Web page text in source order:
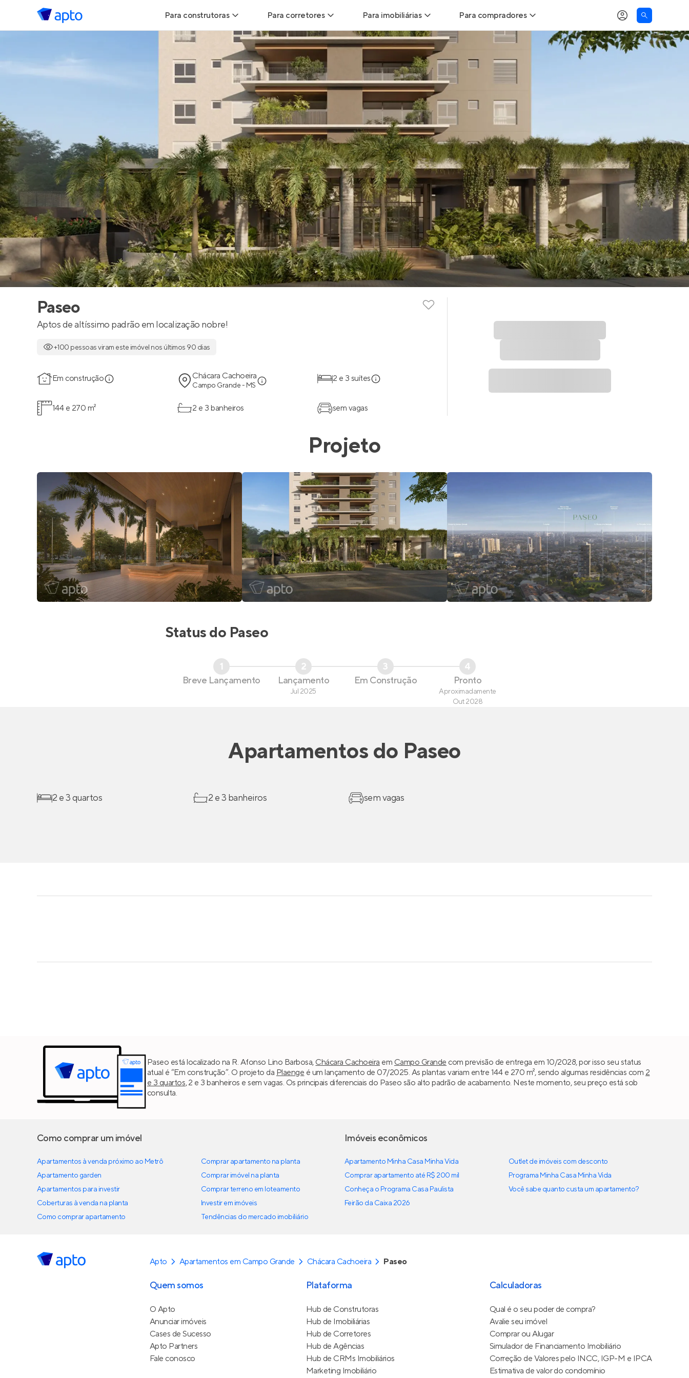
Para construtoras
Geração de Leads
Geração de Visitas
Geração de Vendas
Maiores Construtoras
Parcerias Imobiliárias
Anunciar Imóveis
Para corretores
Leads para Corretores
Corretor+
Parcerias imobiliárias
Hub de Corretores
Perfil Verificado
Anunciar imóveis
Para imobiliárias
Leads para Imobiliárias
Hub de imobiliárias
Anunciar imóveis
Para compradores
Buscar um imóvel novo
Calcule seu Poder de Compra
Comprar x Alugar
Correção do INCC
Simulador de Financiamento
Encontre um corretor
Paseo
Aptos de altíssimo padrão em localização nobre!
+100 pessoas viram este imóvel nos últimos 90 dias
Em construção Chácara Cachoeira
Campo Grande - MS
2 e 3 suítes
144 e 270 m² 2 e 3 banheiros sem vagas
Projeto
Status do Paseo
1
Breve Lançamento
2
Lançamento
Jul 2025
3
Em Construção
4
Pronto
Aproximadamente
Out 2028
Apartamentos do Paseo
2 e 3 quartos 2 e 3 banheiros sem vagas
Paseo está localizado na R. Afonso Lino Barbosa, Chácara Cachoeira em Campo Grande com previsão de entrega em 10/2028, por isso seu status
atual é “Em construção”. O projeto da Plaenge é um lançamento de 07/2025. As plantas variam entre 144 e 270 m², sendo algumas residências com 2
e 3 quartos, 2 e 3 banheiros e sem vagas. Os principais diferenciais do Paseo são alto padrão de acabamento. Neste momento, seu preço está sob
consulta.
Como comprar um imóvel
Apartamentos à venda próximo ao Metrô
Apartamento garden
Apartamentos para investir
Coberturas à venda na planta
Como comprar apartamento
Comprar apartamento na planta
Comprar imóvel na planta
Comprar terreno em loteamento
Investir em imóveis
Tendências do mercado imobiliário
Imóveis econômicos
Apartamento Minha Casa Minha Vida
Comprar apartamento até R$ 200 mil
Conheça o Programa Casa Paulista
Feirão da Caixa 2026
Outlet de imóveis com desconto
Programa Minha Casa Minha Vida
Você sabe quanto custa um apartamento?
Apto Apartamentos em Campo Grande Chácara Cachoeira Paseo
Quem somos
O Apto
Anunciar imóveis
Cases de Sucesso
Apto Partners
Fale conosco
Plataforma
Hub de Construtoras
Hub de Imobiliárias
Hub de Corretores
Hub de Agências
Hub de CRMs Imobiliários
Marketing Imobiliário
Calculadoras
Qual é o seu poder de compra?
Avalie seu imóvel
Comprar ou Alugar
Simulador de Financiamento Imobiliário
Correção de Valores pelo INCC, IGP-M e IPCA
Estimativa de valor do condomínio